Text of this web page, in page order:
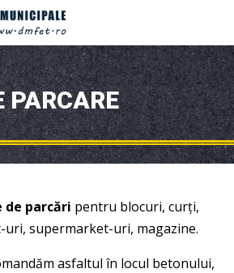
PARCARE
parcări pentru blocuri, curți,
supermarket-uri, magazine.
asfaltul în locul betonului,